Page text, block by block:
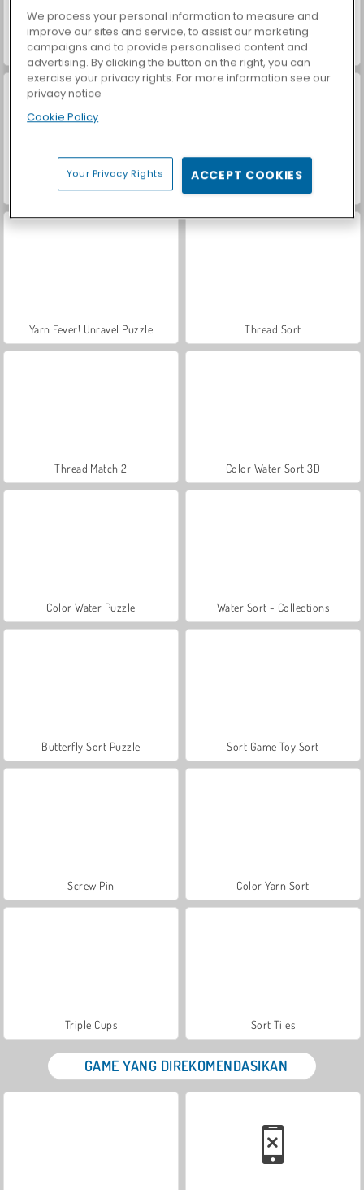
Farm Merge Valley Car Parking City Duel
Casino World
Yarn Fever! Unravel Puzzle Thread Sort
Thread Match 2 Color Water Sort 3D
Color Water Puzzle Water Sort - Collections
Butterfly Sort Puzzle Sort Game Toy Sort
Screw Pin Color Yarn Sort
Triple Cups Sort Tiles
GAME YANG DIREKOMENDASIKAN
We process your personal information to measure and
improve our sites and service, to assist our marketing
campaigns and to provide personalised content and
advertising. By clicking the button on the right, you can
exercise your privacy rights. For more information see our
privacy notice
Cookie Policy
Your Privacy Rights ACCEPT COOKIES